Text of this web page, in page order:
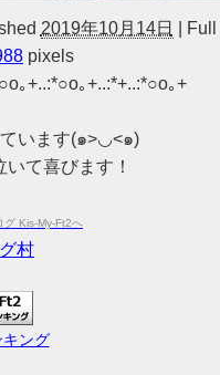
2019年10月14日
Full
pixels
｡+..:*○o｡+..:*+..:*○o｡+
います(๑>◡<๑)
て喜びます！
村
ング